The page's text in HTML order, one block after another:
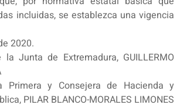
incluidas, se establezca una vigencia
2020.
Junta de Extremadura, GUILLERMO
Primera y Consejera de Hacienda y
PILAR BLANCO-MORALES LIMONES